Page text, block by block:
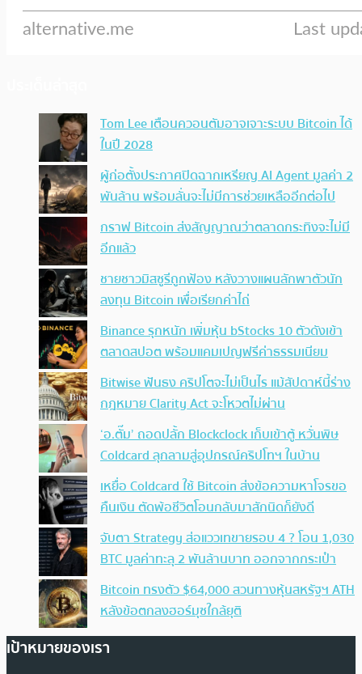
Tom Lee เตือนควอนตัมอาจเจาะระบบ Bitcoin ได้
ในปี 2028
ผู้ก่อตั้งประกาศปิดฉากเหรียญ AI Agent มูลค่า 2
พันล้าน พร้อมลั่นจะไม่มีการช่วยเหลืออีกต่อไป
กราฟ Bitcoin ส่งสัญญาณว่าตลาดกระทิงจะไม่มี
อีกแล้ว
ชายชาวมิสซูรีถูกฟ้อง หลังวางแผนลักพาตัวนัก
ลงทุน Bitcoin เพื่อเรียกค่าไถ่
Binance รุกหนัก เพิ่มหุ้น bStocks 10 ตัวดังเข้า
ตลาดสปอต พร้อมแคมเปญฟรีค่าธรรมเนียม
Bitwise ฟันธง คริปโตจะไม่เป็นไร แม้สัปดาห์นี้ร่าง
กฎหมาย Clarity Act จะโหวตไม่ผ่าน
‘อ.ตั๊ม’ ถอดปลั้ก Blockclock เก็บเข้าตู้ หวั่นพิษ
Coldcard ลุกลามสู่อุปกรณ์คริปโทฯ ในบ้าน
เหยื่อ Coldcard ใช้ Bitcoin ส่งข้อความหาโจรขอ
คืนเงิน ตัดพ้อชีวิตโอนกลับมาสักนิดก็ยังดี
จับตา Strategy ส่อแววเทขายรอบ 4 ? โอน 1,030
BTC มูลค่าทะลุ 2 พันล้านบาท ออกจากกระเป๋า
Bitcoin ทรงตัว $64,000 สวนทางหุ้นสหรัฐฯ ATH
หลังข้อตกลงฮอร์มุซใกล้ยุติ
เป้าหมายของเรา